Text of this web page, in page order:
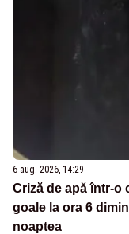
6 aug. 2026, 14:29
Criză de apă într-o
goale la ora 6
noaptea